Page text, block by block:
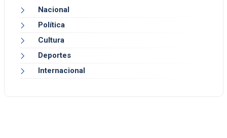
Nacional
Política
Cultura
Deportes
Internacional